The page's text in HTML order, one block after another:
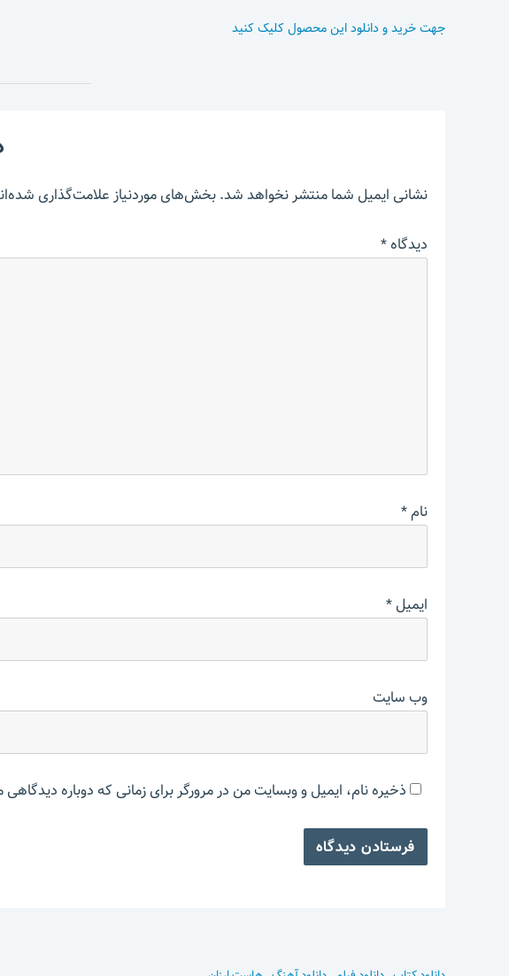
جهت خرید و دانلود این محصول کلیک کنید
نشانی ایمیل شما منتشر نخواهد شد.بخش‌های موردنیاز علامت‌گذاری
دیدگاه*
نام*
ایمیل*
وب‌ سایت
ذخیره نام، ایمیل و وبسایت من در مرورگر برای زمانی که دوباره